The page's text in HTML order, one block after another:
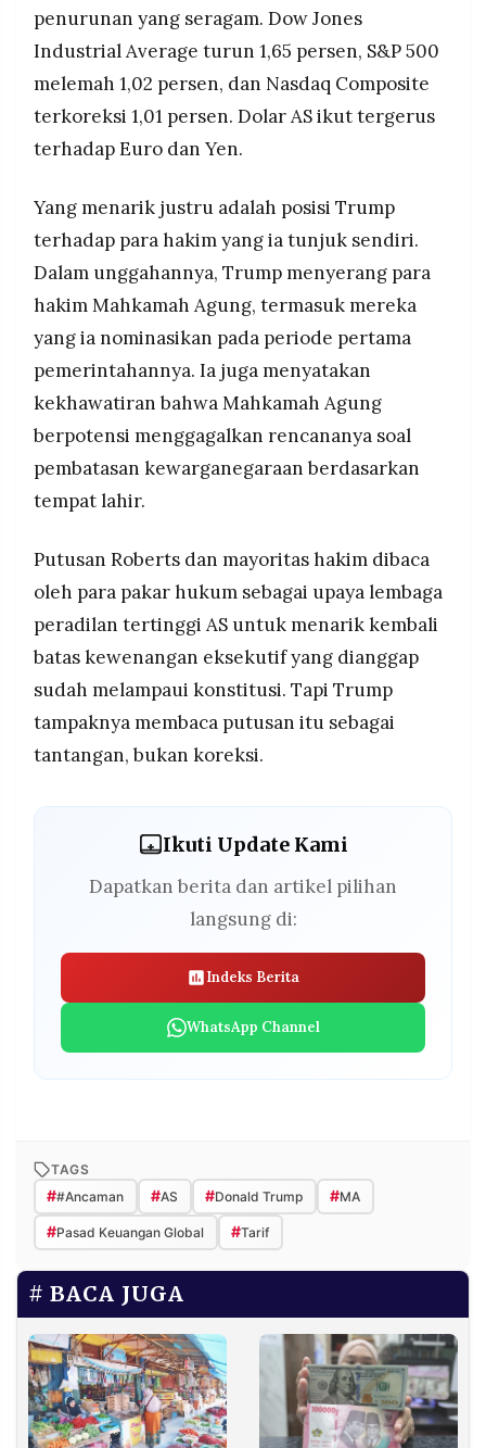
penurunan yang seragam. Dow Jones
Industrial Average turun 1,65 persen, S&P 500
melemah 1,02 persen, dan Nasdaq Composite
terkoreksi 1,01 persen. Dolar AS ikut tergerus
terhadap Euro dan Yen.
Yang menarik justru adalah posisi Trump
terhadap para hakim yang ia tunjuk sendiri.
Dalam unggahannya, Trump menyerang para
hakim Mahkamah Agung, termasuk mereka
yang ia nominasikan pada periode pertama
pemerintahannya. Ia juga menyatakan
kekhawatiran bahwa Mahkamah Agung
berpotensi menggagalkan rencananya soal
pembatasan kewarganegaraan berdasarkan
tempat lahir.
Putusan Roberts dan mayoritas hakim dibaca
oleh para pakar hukum sebagai upaya lembaga
peradilan tertinggi AS untuk menarik kembali
batas kewenangan eksekutif yang dianggap
sudah melampaui konstitusi. Tapi Trump
tampaknya membaca putusan itu sebagai
tantangan, bukan koreksi.
Ikuti Update Kami
Dapatkan berita dan artikel pilihan
langsung di:
Indeks Berita
WhatsApp Channel
TAGS
##Ancaman #AS #Donald Trump #MA
#Pasad Keuangan Global #Tarif
BACA JUGA